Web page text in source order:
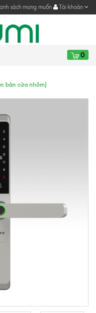
sách mong muốn Tài khoản
0
bản cửa nhôm)